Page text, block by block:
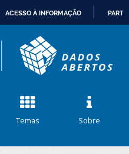
CONTEÚDO
ACESSO À INFORMAÇÃO
Temas Sobre